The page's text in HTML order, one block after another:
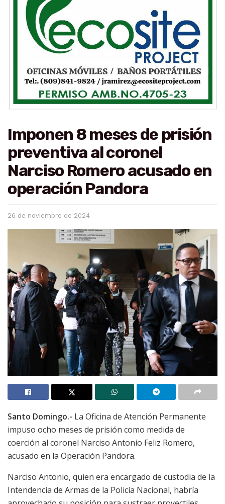
Imponen 8 meses de prisión
preventiva al coronel
Narciso Romero acusado en
operación Pandora
26 de noviembre de 2024
Santo Domingo.- La Oficina de Atención Permanente
impuso ocho meses de prisión como medida de
coerción al coronel Narciso Antonio Feliz Romero,
acusado en la Operación Pandora.
Narciso Antonio, quien era encargado de custodia de la
Intendencia de Armas de la Policía Nacional, habría